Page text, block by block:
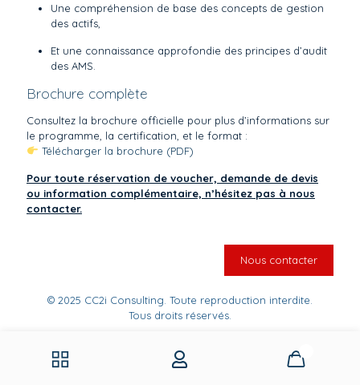
Une compréhension de base des concepts de gestion
des actifs,
Et une connaissance approfondie des principes d’audit
des AMS.
Brochure complète
Consultez la brochure officielle pour plus d’informations sur
le programme, la certification, et le format :
Télécharger la brochure (PDF)
Pour toute réservation de voucher, demande de devis
ou information complémentaire, n’hésitez pas à nous
contacter.
Nous contacter
© 2025 CC2i Consulting. Toute reproduction interdite.
Tous droits réservés.